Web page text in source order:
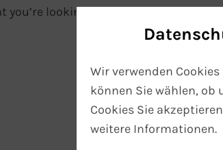
you’re looking for. Perhaps searching
Wir verwenden
können Sie wählen, ob
Cookies Sie
weitere Informationen.